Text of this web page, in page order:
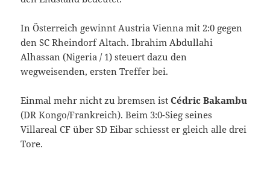
In Österreich gewinnt Austria Vienna mit 2:0 gegen
den SC Rheindorf Altach. Ibrahim Abdullahi
Alhassan (Nigeria / 1) steuert dazu den
wegweisenden, ersten Treffer bei.
Einmal mehr nicht zu bremsen istCédric Bakambu
(DR Kongo/Frankreich). Beim 3:0-Sieg seines
Villareal CF über SD Eibar schiesst er gleich alle drei
Tore.